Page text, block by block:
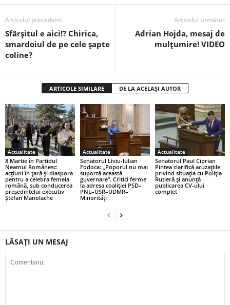
Articolul precedent
Sfârșitul e aici!? Chirica,
smardoiul de pe cele șapte
coline?
Articolul următor
Adrian Hojda, mesaj de
mulțumire! VIDEO
ARTICOLE SIMILARE DE LA ACELAȘI AUTOR
Actualitate
8 Martie în Partidul
Neamul Românesc:
acțiuni în țară și diaspora
pentru a celebra femeia
română, sub conducerea
președintelui executiv
Ștefan Manolache
Actualitate
Senatorul Liviu-Iulian
Fodoca: „Poporul nu mai
suportă această
guvernare”. Critici ferme
la adresa coaliției PSD–
PNL–USR–UDMR–
Minorități
Actualitate
Senatorul Paul Ciprian
Pintea clarifică acuzațiile
privind situația cu Poliția
Rutieră și anunță
publicarea CV-ului
complet
LĂSAȚI UN MESAJ